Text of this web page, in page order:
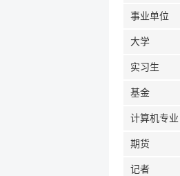
事业单位
大学
实习生
基金
计算机专业
期货
记者